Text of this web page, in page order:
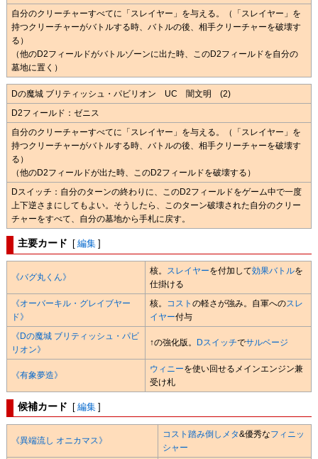
自分のクリーチャーすべてに「スレイヤー」を与える。（「スレイヤー」を
持つクリーチャーがバトルする時、バトルの後、相手クリーチャーを破壊す
る）
（他のD2フィールドがバトルゾーンに出た時、このD2フィールドを自分の
墓地に置く）
Dの魔城 ブリティッシュ・パビリオン UC 闇文明 (2)
D2フィールド：ゼニス
自分のクリーチャーすべてに「スレイヤー」を与える。（「スレイヤー」を
持つクリーチャーがバトルする時、バトルの後、相手クリーチャーを破壊す
る）
（他のD2フィールドが出た時、このD2フィールドを破壊する）
Dスイッチ：自分のターンの終わりに、このD2フィールドをゲーム中で一度
上下逆さまにしてもよい。そうしたら、このターン破壊された自分のクリー
チャーをすべて、自分の墓地から手札に戻す。
主要カード [ 編集 ]
《バグ丸くん》
核。 スレイヤーを付加して効果バトルを
仕掛ける
《オーバーキル・グレイブヤー
ド》
核。 コストの軽さが強み。自軍へのスレ
イヤー付与
《Dの魔城 ブリティッシュ・パビ
リオン》
↑の強化版。 Dスイッチでサルベージ
《有象夢造》
ウィニーを使い回せるメインエンジン兼
受け札
候補カード [ 編集 ]
《異端流し オニカマス》
コスト踏み倒しメタ&優秀なフィニッ
シャー